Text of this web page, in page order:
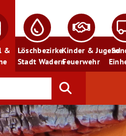
&
Löschbezirke
Stadt Wadern
Kinder & Jugend
Feuerwehr